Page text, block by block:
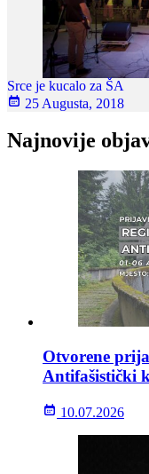
Srce je kucalo za ŠA
25 Augusta, 2018
Najnovije
Otvorene
Antifašistički
10.07.2026